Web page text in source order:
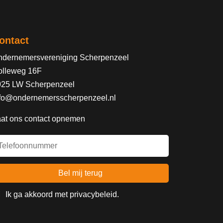
Scherpenzeel
16F
LW Scherpenzeel
ons contact opnemen
Ik ga akkoord met privacybeleid.